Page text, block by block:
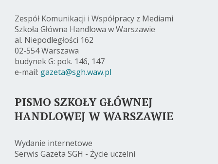
Zespół Komunikacji i Współpracy z Mediami
Szkoła Główna Handlowa w Warszawie
al. Niepodległości 162
02-554 Warszawa
budynek G: pok. 146, 147
e-mail: gazeta@sgh.waw.pl
PISMO SZKOŁY GŁÓWNEJ
HANDLOWEJ W WARSZAWIE
Wydanie internetowe
Serwis Gazeta SGH - Życie uczelni